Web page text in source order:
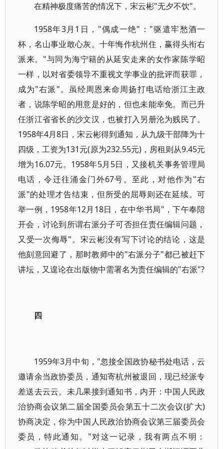
在精神极度痛苦的情况下，宋云彬"无夕不饮"。
1958年3月1日，"偶成一绝"："驱遣牢愁酒一
杯，名山事业敢心灰。十年悔作杭州住，赢得头衔右
派来。"与同为海宁籍的从延安走来的女作家陈学昭
一样，以对省委领导不重视文学事业的批评而获罪，
成为"右派"。虽经周恩来命周扬打电话给浙江主政
者，说陈学昭的用意是好的，但也未能幸免。而已升
任浙江省省长的沙文汉，也被打入另册沦为贱民了。
1958年4月8日，宋云彬得到通知，从九级干部降为十
四级，工资为131元(原为232.55元)，房租则从9.45元
增为16.07元。1958年5月5日，又接机关事务管理局
电话，令迁往涌金门外67号。至此，对他作为"右
派"的处理才告结束，但所受的屈辱则还在延续。可
举一例，1958年12月18日，在中华书局"，下午奉陪
开会，讨论到所谓右派分子可否担任责任编辑问题，
又受一次侮辱"。宋云彬没有写下讨论的结论，这是
他刻意回避了，那时教师中的"右派分子"都已被赶下
讲坛，又遑论在出版物中需署名为责任编辑的"右派"?
四
1959年3月中旬，"忽接全国政协秘书处电话，云
邀请余当政协委员，通知寄杭州被退回，现已经派专
差送去云云。未几果接到通知书，内开：中国人民政
治协商会议第二届全国委员会第五十二次会议(扩大)
协商决定，你为中国人民政治协商会议第三届委员会
委员，特此通知。"对这一记录，我有两点不明：